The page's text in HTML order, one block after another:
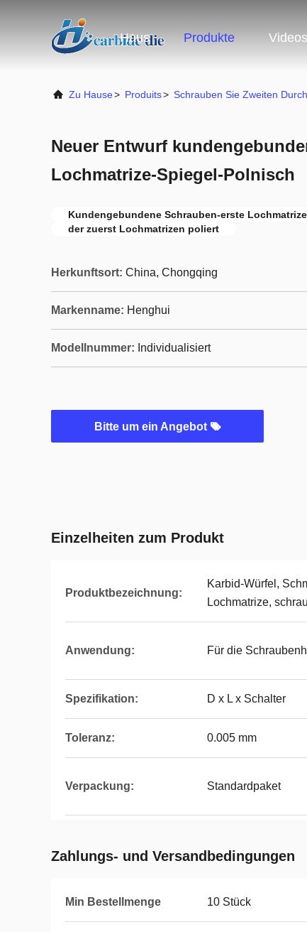
Haus Produkte Videos
Zu Hause> Produits> Schrauben Sie Zweiten
Neuer Entwurf
Lochmatrize-Spiegel-Polnisch
Kundengebundene Schrauben-erste
der zuerst Lochmatrizen poliert
Herkunftsort: China, Chongqing
Markenname: Henghui
Modellnummer: Individualisiert
Bitte um ein Angebot
Einzelheiten zum Produkt
Produktbezeichnung:
Karbid-Würfel,
Lochmatrize,
Anwendung: Für die
Spezifikation: D x L x Schalter
Toleranz: 0.005 mm
Verpackung: Standardpaket
Zahlungs- und Versandbedingungen
Min Bestellmenge 10 Stück